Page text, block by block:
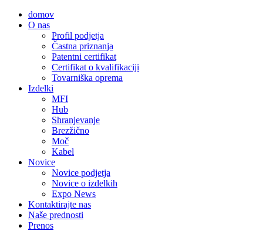
domov
O nas
Profil podjetja
Častna priznanja
Patentni certifikat
Certifikat o kvalifikaciji
Tovarniška oprema
Izdelki
MFI
Hub
Shranjevanje
Brezžično
Moč
Kabel
Novice
Novice podjetja
Novice o izdelkih
Expo News
Kontaktirajte nas
Naše prednosti
Prenos